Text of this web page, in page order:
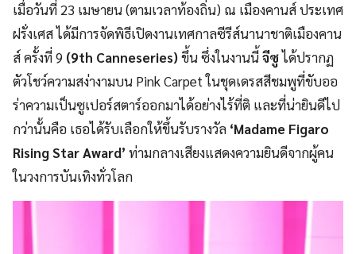
เมื่อวันที่ 23 เมษายน (ตามเวลาท้องถิ่น) ณ เมืองคานส์ ประเทศ
ฝรั่งเศส ได้มีการจัดพิธีเปิดงานเทศกาลซีรีส์นานาชาติเมืองคาน
ส์ ครั้งที่ 9 (9th Canneseries)ขึ้น ซึ่งในงานนี้จีซูได้ปรากฏ
ตัวโชว์ความสง่างามบน Pink Carpet ในชุดเดรสสีชมพูที่ขับออ
ร่าความเป็นซูเปอร์สตาร์ออกมาได้อย่างไร้ที่ติ และที่น่ายินดีไป
กว่านั้นคือ เธอได้รับเลือกให้ขึ้นรับรางวัล ‘Madame Figaro
Rising Star Award’ ท่ามกลางเสียงแสดงความยินดีจากผู้คน
ในวงการบันเทิงทั่วโลก